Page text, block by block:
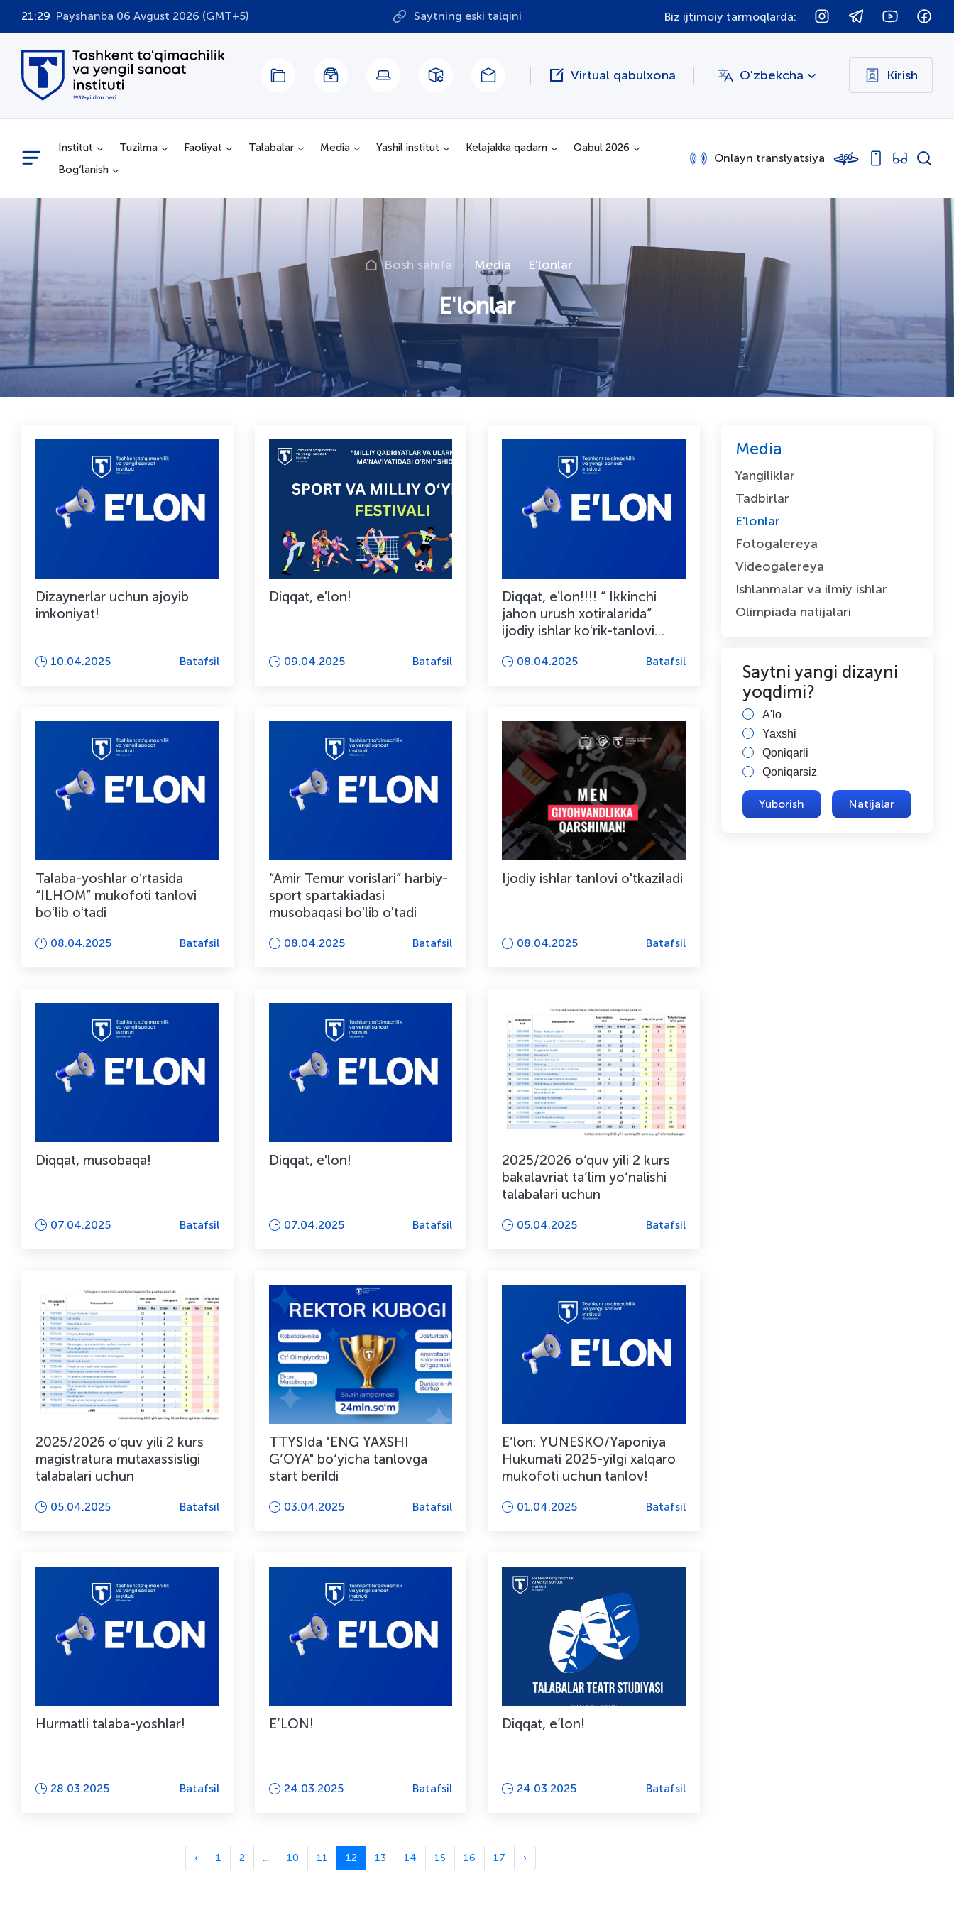
21:29 Payshanba 06 Avgust 2026 (GMT+5) Saytning eski talqini Biz ijtimoiy tarmoqlarda:
Virtual qabulxona O'zbekcha Kirish
Institut Tuzilma Faoliyat Talabalar Media Yashil institut Kelajakka qadam
Qabul 2026
Bog‘lanish
Onlayn translyatsiya
Bosh sahifa Media E'lonlar
E'lonlar
Dizaynerlar uchun ajoyib
imkoniyat!
10.04.2025 Batafsil
Diqqat, e'lon!
09.04.2025 Batafsil
Diqqat, eʼlon!!!! “ Ikkinchi
jahon urush xotiralarida”
ijodiy ishlar koʻrik-tanlovi
08.04.2025 Batafsil
Talaba-yoshlar oʻrtasida
“ILHOM” mukofoti tanlovi
boʻlib oʻtadi
08.04.2025 Batafsil
“Amir Temur vorislari” harbiy-
sport spartakiadasi
musobaqasi bo'lib o'tadi
08.04.2025 Batafsil
Ijodiy ishlar tanlovi o'tkaziladi
08.04.2025 Batafsil
Diqqat, musobaqa!
07.04.2025 Batafsil
Diqqat, e'lon!
07.04.2025 Batafsil
2025/2026 o‘quv yili 2 kurs
bakalavriat ta’lim yo‘nalishi
talabalari uchun
05.04.2025 Batafsil
2025/2026 o‘quv yili 2 kurs
magistratura mutaxassisligi
talabalari uchun
05.04.2025 Batafsil
TTYSIda "ENG YAXSHI
G‘OYA" bo‘yicha tanlovga
start berildi
03.04.2025 Batafsil
E’lon: YUNESKO/Yaponiya
Hukumati 2025-yilgi xalqaro
mukofoti uchun tanlov!
01.04.2025 Batafsil
Hurmatli talaba-yoshlar!
28.03.2025 Batafsil
Е’LON!
24.03.2025 Batafsil
Diqqat, e’lon!
24.03.2025 Batafsil
‹ 1 2 ... 10 11 12 13 14 15 16 17 ›
Media
Yangiliklar
Tadbirlar
E'lonlar
Fotogalereya
Videogalereya
Ishlanmalar va ilmiy ishlar
Olimpiada natijalari
Saytni yangi dizayni
yoqdimi?
A'lo
Yaxshi
Qoniqarli
Qoniqarsiz
Natijalar